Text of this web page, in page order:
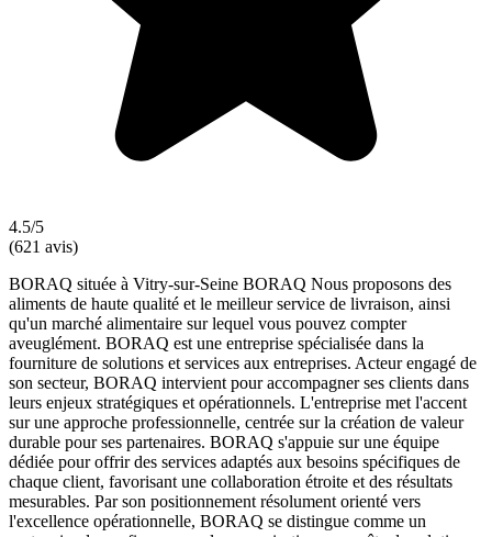
4.5/5
(621 avis)
BORAQ située à Vitry-sur-Seine BORAQ Nous proposons des
aliments de haute qualité et le meilleur service de livraison, ainsi
qu'un marché alimentaire sur lequel vous pouvez compter
aveuglément. BORAQ est une entreprise spécialisée dans la
fourniture de solutions et services aux entreprises. Acteur engagé de
son secteur, BORAQ intervient pour accompagner ses clients dans
leurs enjeux stratégiques et opérationnels. L'entreprise met l'accent
sur une approche professionnelle, centrée sur la création de valeur
durable pour ses partenaires. BORAQ s'appuie sur une équipe
dédiée pour offrir des services adaptés aux besoins spécifiques de
chaque client, favorisant une collaboration étroite et des résultats
mesurables. Par son positionnement résolument orienté vers
l'excellence opérationnelle, BORAQ se distingue comme un